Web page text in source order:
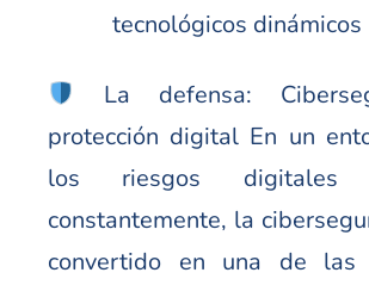
tecnológicos dinámicos
La defensa:
protección digital En un
los riesgos digitales
constantemente, la
convertido en una de las